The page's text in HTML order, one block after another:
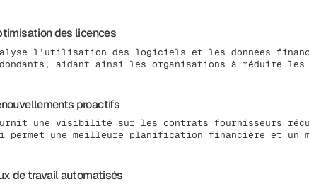
des licences
l'utilisation des logiciels et les données
aidant ainsi les organisations à réduire
proactifs
une visibilité sur les contrats fournisseurs
permet une meilleure planification financière et un
de travail automatisés